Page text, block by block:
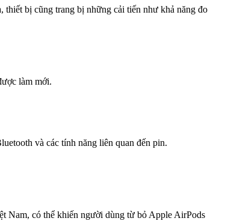
thiết bị cũng trang bị những cải tiến như khả năng đo
làm mới.
và các tính năng liên quan đến pin.
Nam, có thể khiến người dùng từ bỏ Apple AirPods